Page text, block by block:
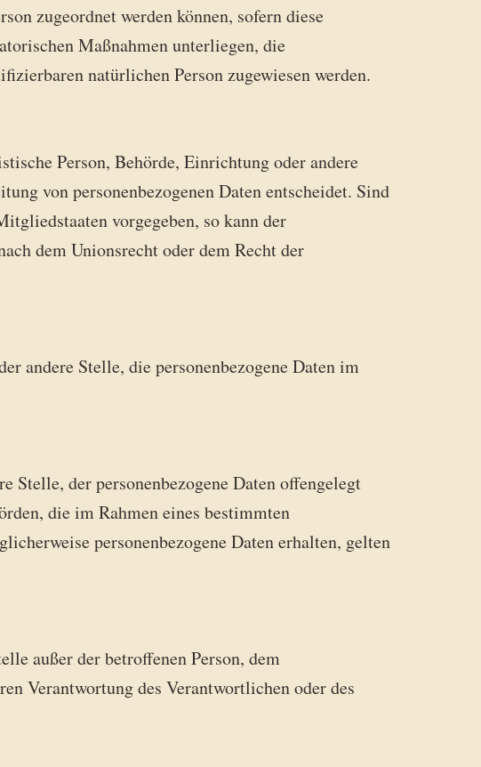
zugeordnet werden können, sofern diese
Maßnahmen unterliegen, die
natürlichen Person zugewiesen werden.
Person, Behörde, Einrichtung oder andere
von personenbezogenen Daten entscheidet. Sind
vorgegeben, so kann der
dem Unionsrecht oder dem Recht der
andere Stelle, die personenbezogene Daten im
der personenbezogene Daten offengelegt
die im Rahmen eines bestimmten
personenbezogene Daten erhalten, gelten
außer der betroffenen Person, dem
Verantwortung des Verantwortlichen oder des